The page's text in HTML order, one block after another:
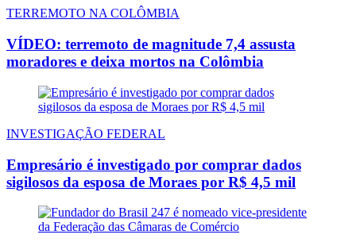
TERREMOTO NA COLÔMBIA
VÍDEO: terremoto de magnitude 7,4 assusta
moradores e deixa mortos na Colômbia
INVESTIGAÇÃO FEDERAL
Empresário é investigado por comprar dados
sigilosos da esposa de Moraes por R$ 4,5 mil